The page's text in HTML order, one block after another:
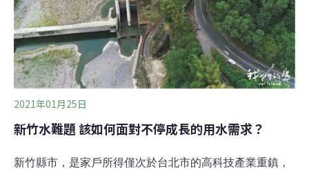
新。
2021年01月25日
新竹水難題 該如何面對不停成長的用水需求？
新竹縣市，是家戶所得僅次於台北市的高科技產業重鎮，